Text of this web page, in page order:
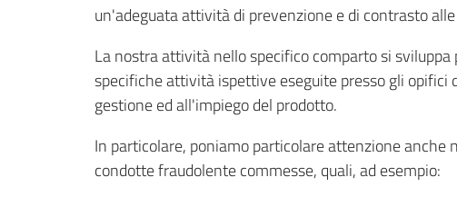
un'adeguata attività di prevenzione e di contrasto
La nostra attività nello specifico comparto si
specifiche attività ispettive eseguite presso gli
gestione ed all'impiego del prodotto.
In particolare, poniamo particolare attenzione anche
condotte fraudolente commesse, quali, ad esempio: